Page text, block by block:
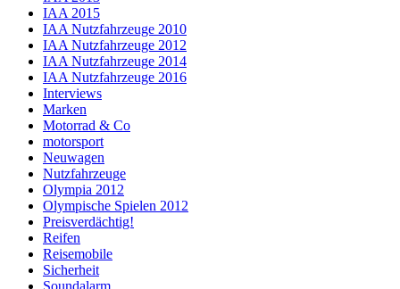
IAA 2015
IAA Nutzfahrzeuge 2010
IAA Nutzfahrzeuge 2012
IAA Nutzfahrzeuge 2014
IAA Nutzfahrzeuge 2016
Interviews
Marken
Motorrad & Co
motorsport
Neuwagen
Nutzfahrzeuge
Olympia 2012
Olympische Spielen 2012
Preisverdächtig!
Reifen
Reisemobile
Sicherheit
Soundalarm